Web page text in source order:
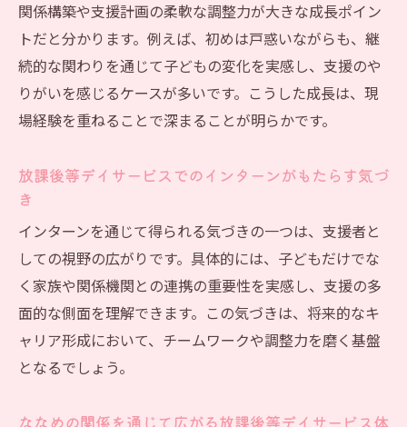
関係構築や支援計画の柔軟な調整力が大きな成長ポイン
トだと分かります。例えば、初めは戸惑いながらも、継
続的な関わりを通じて子どもの変化を実感し、支援のや
りがいを感じるケースが多いです。こうした成長は、現
場経験を重ねることで深まることが明らかです。
放課後等デイサービスでのインターンがもたらす気づ
き
インターンを通じて得られる気づきの一つは、支援者と
しての視野の広がりです。具体的には、子どもだけでな
く家族や関係機関との連携の重要性を実感し、支援の多
面的な側面を理解できます。この気づきは、将来的なキ
ャリア形成において、チームワークや調整力を磨く基盤
となるでしょう。
ななめの関係を通じて広がる放課後等デイサービス体